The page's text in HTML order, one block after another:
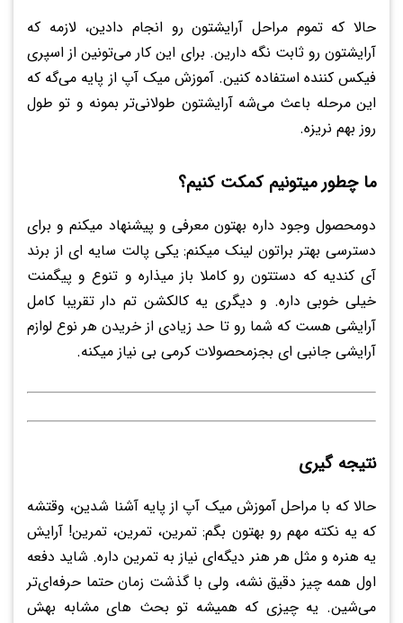
حالا که تموم مراحل آرایشتون رو انجام دادین، لازمه که
آرایشتون رو ثابت نگه دارین. برای این کار می‌تونین از اسپری
فیکس کننده استفاده کنین. آموزش میک آپ از پایه می‌گه که
این مرحله باعث می‌شه آرایشتون طولانی‌تر بمونه و تو طول
روز بهم نریزه.
ما چطور میتونیم کمکت کنیم؟
دومحصول وجود داره بهتون معرفی و پیشنهاد میکنم و برای
دسترسی بهتر براتون لینک میکنم: یکی پالت سایه ای از برند
آی کندیه که دستتون رو کاملا باز میذاره و تنوع و پیگمنت
خیلی خوبی داره. و دیگری یه کالکشن تم دار تقریبا کامل
آرایشی هست که شما رو تا حد زیادی از خریدن هر نوع لوازم
آرایشی جانبی ای بجزمحصولات کرمی بی نیاز میکنه.
نتیجه گیری
حالا که با مراحل آموزش میک آپ از پایه آشنا شدین، وقتشه
که یه نکته مهم رو بهتون بگم: تمرین، تمرین، تمرین! آرایش
یه هنره و مثل هر هنر دیگه‌ای نیاز به تمرین داره. شاید دفعه
اول همه چیز دقیق نشه، ولی با گذشت زمان حتما حرفه‌ای‌تر
می‌شین. یه چیزی که همیشه تو بحث های مشابه بهش